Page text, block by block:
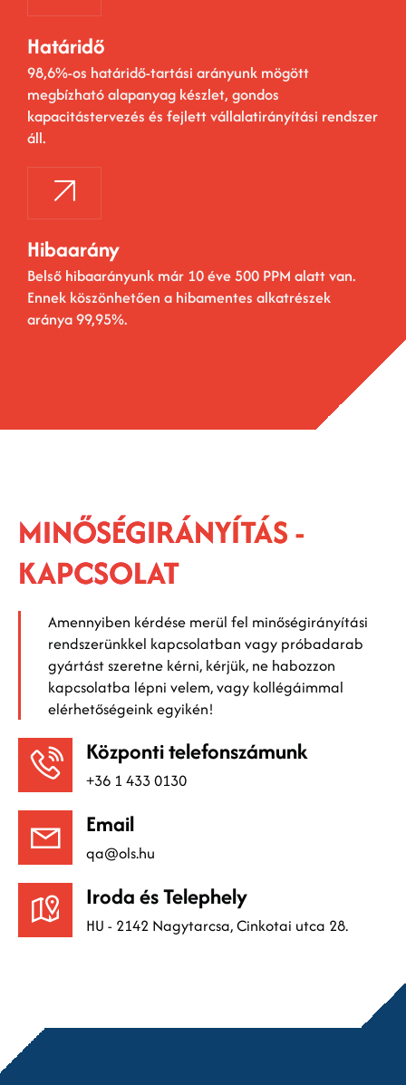
Határidő
98,6%-os határidő-tartási arányunk mögött
megbízható alapanyag készlet, gondos
kapacitástervezés és fejlett vállalatirányítási rendszer
áll.
Hibaarány
Belső hibaarányunk már 10 éve 500 PPM alatt van.
Ennek köszönhetően a hibamentes alkatrészek
aránya 99,95%.
MINŐSÉGIRÁNYÍTÁS -
KAPCSOLAT
Amennyiben kérdése merül fel minőségirányítási
rendszerünkkel kapcsolatban vagy próbadarab
gyártást szeretne kérni, kérjük, ne habozzon
kapcsolatba lépni velem, vagy kollégáimmal
elérhetőségeink egyikén!
Központi telefonszámunk
+36 1 433 0130
Email
qa@ols.hu
Iroda és Telephely
HU - 2142 Nagytarcsa, Cinkotai utca 28.